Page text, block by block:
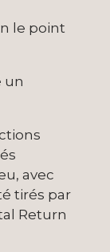
le point
un
avec
tirés par
Return